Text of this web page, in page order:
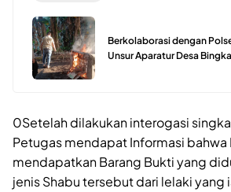
Berkolaborasi dengan
Unsur Aparatur Desa
0Setelah dilakukan interogasi
Petugas mendapat Informasi bahwa
mendapatkan Barang Bukti yang
jenis Shabu tersebut dari lelaki yang